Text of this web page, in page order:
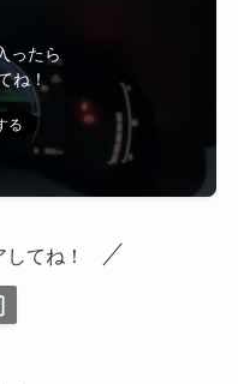
ったら
ね！
てね！